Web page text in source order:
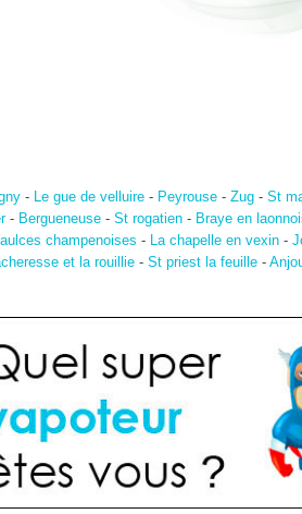
- Le gue de velluire - Peyrouse - Zug - St
- Bergueneuse - St rogatien - Braye en
champenoises - La chapelle en vexin -
et la rouillie - St priest la feuille -